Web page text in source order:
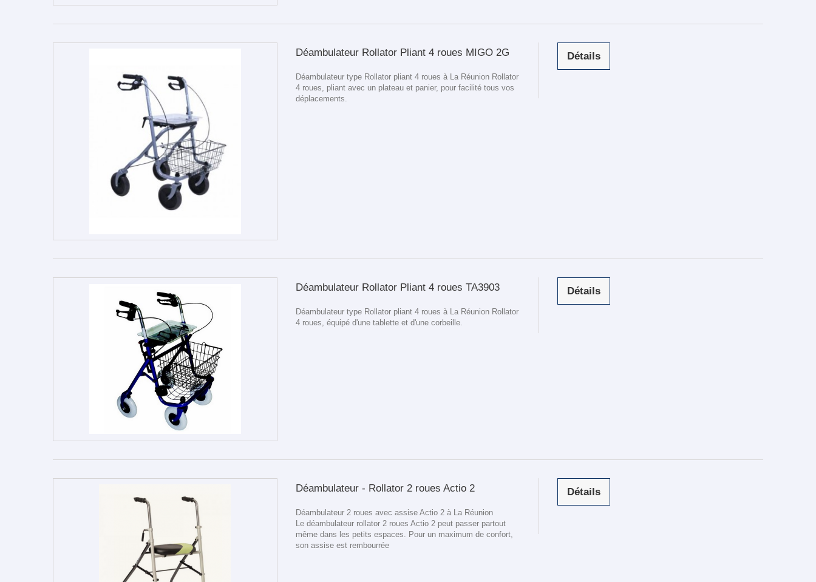
Déambulateur Rollator Pliant 4 roues MIGO 2G
Déambulateur type Rollator pliant 4 roues à La Réunion Rollator
4 roues, pliant avec un plateau et panier, pour facilité tous vos
déplacements.
Détails
Déambulateur Rollator Pliant 4 roues TA3903
Déambulateur type Rollator pliant 4 roues à La Réunion Rollator
4 roues, équipé d'une tablette et d'une corbeille.
Détails
Déambulateur - Rollator 2 roues Actio 2
Déambulateur 2 roues avec assise Actio 2 à La Réunion
Le déambulateur rollator 2 roues Actio 2 peut passer partout
même dans les petits espaces. Pour un maximum de confort,
son assise est rembourrée
Détails